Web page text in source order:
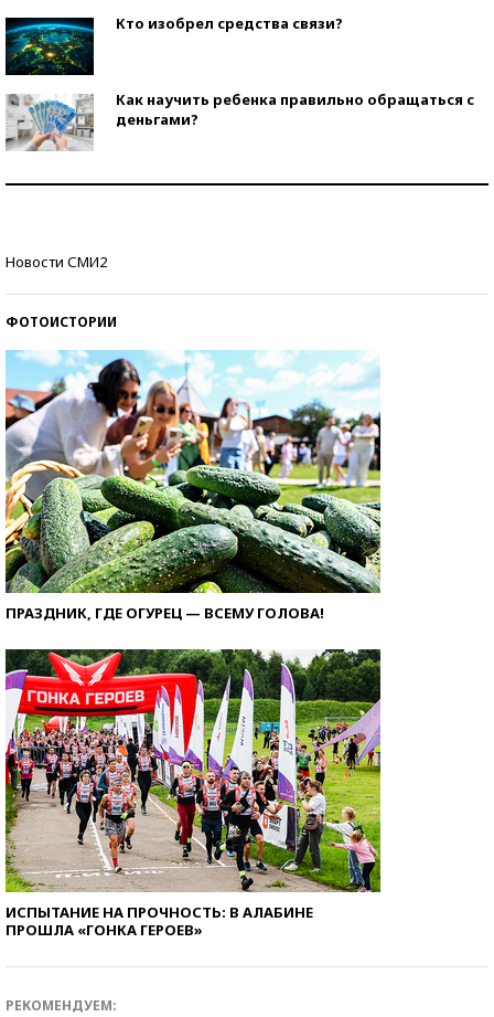
Кто изобрел средства связи?
Как научить ребенка правильно обращаться с
деньгами?
Новости СМИ2
ФОТОИСТОРИИ
ПРАЗДНИК, ГДЕ ОГУРЕЦ — ВСЕМУ ГОЛОВА!
ИСПЫТАНИЕ НА ПРОЧНОСТЬ: В АЛАБИНЕ
ПРОШЛА «ГОНКА ГЕРОЕВ»
РЕКОМЕНДУЕМ: